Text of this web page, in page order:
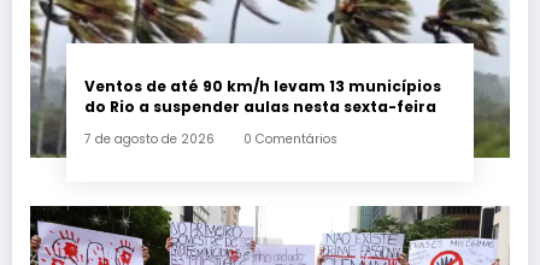
Ventos de até 90 km/h levam 13 municípios
do Rio a suspender aulas nesta sexta-feira
7 de agosto de 2026 0 Comentários